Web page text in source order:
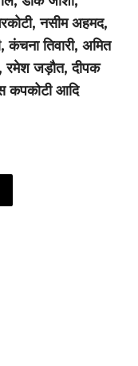
नसीम अहमद,
कंचना तिवारी, अमित
रमेश जड़ौत, दीपक
कपकोटी आदि